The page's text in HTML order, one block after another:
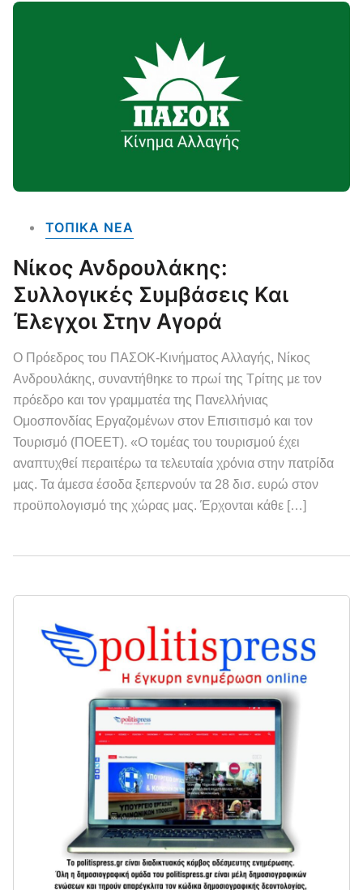
ΤΟΠΙΚΑ NEA
Νίκος Ανδρουλάκης:
Συλλογικές Συμβάσεις Και
Έλεγχοι Στην Αγορά
Ο Πρόεδρος του ΠΑΣΟΚ-Κινήματος Αλλαγής, Νίκος
Ανδρουλάκης, συναντήθηκε το πρωί της Τρίτης με τον
πρόεδρο και τον γραμματέα της Πανελλήνιας
Ομοσπονδίας Εργαζομένων στον Επισιτισμό και τον
Τουρισμό (ΠΟΕΕΤ). «Ο τομέας του τουρισμού έχει
αναπτυχθεί περαιτέρω τα τελευταία χρόνια στην πατρίδα
μας. Τα άμεσα έσοδα ξεπερνούν τα 28 δισ. ευρώ στον
προϋπολογισμό της χώρας μας. Έρχονται κάθε […]